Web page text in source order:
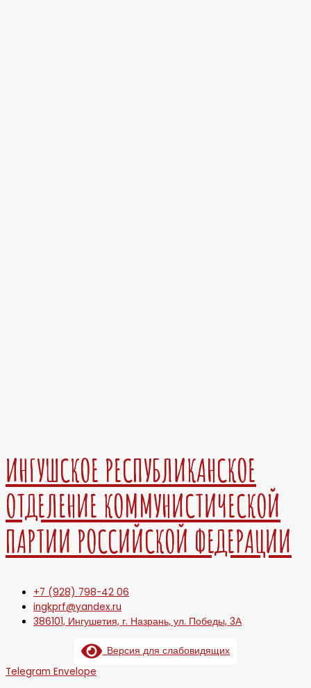
ИНГУШСКОЕ РЕСПУБЛИКАНСКОЕ
ОТДЕЛЕНИЕ КОММУНИСТИЧЕСКОЙ
ПАРТИИ РОССИЙСКОЙ ФЕДЕРАЦИИ
+7 (928) 798-42 06
ingkprf@yandex.ru
386101, Ингушетия, г. Назрань, ул. Победы, 3А
Версия для слабовидящих
Telegram Envelope